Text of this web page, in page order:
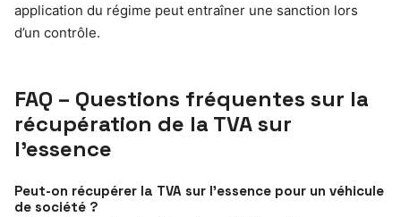
application du régime peut entraîner une sanction lors
d’un contrôle.
FAQ – Questions fréquentes sur la
récupération de la TVA sur
l’essence
Peut-on récupérer la TVA sur l’essence pour un véhicule
de société ?